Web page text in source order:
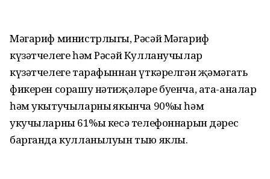
Мәгариф министрлыгы, Рәсәй Мәгариф
күзәтчелеге һәм Рәсәй Кулланучылар
күзәтчелеге тарафыннан үткәрелгән җәмәгать
фикерен сорашу нәтиҗәләре буенча, ата-аналар
һәм укытучыларның якынча 90%ы һәм
укучыларның 61%ы кесә телефоннарын дәрес
барганда кулланылуын тыю яклы.